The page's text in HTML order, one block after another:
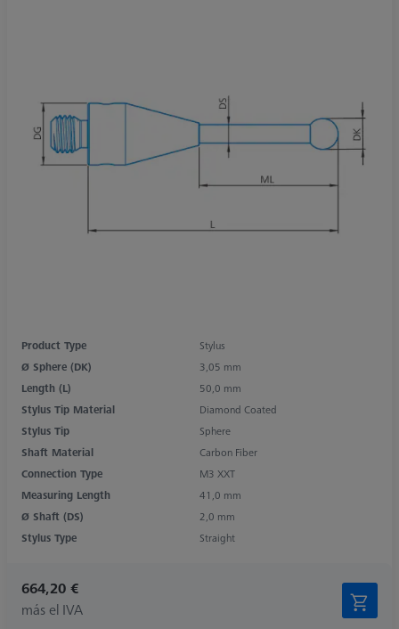
Product Type
Stylus
Ø Sphere (DK)
3,05 mm
Length (L)
50,0 mm
Stylus Tip Material
Diamond Coated
Stylus Tip
Sphere
Shaft Material
Carbon Fiber
Connection Type
M3 XXT
Measuring Length
41,0 mm
Ø Shaft (DS)
2,0 mm
Stylus Type
Straight
664,20 €
más el IVA